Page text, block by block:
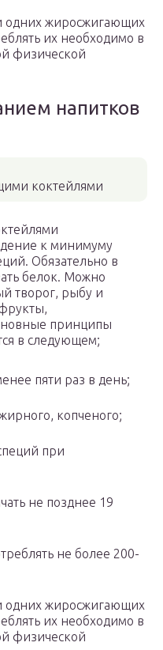
одних жиросжигающих
их необходимо в
физической
напитков
коктейлями
к минимуму
Обязательно в
белок. Можно
творог, рыбу и
принципы
в следующем;
пяти раз в день;
копченого;
при
не позднее 19
не более 200-
одних жиросжигающих
их необходимо в
физической